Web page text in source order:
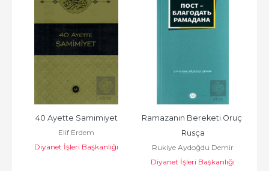
40 Ayette Samimiyet
Elif Erdem
Diyanet İşleri Başkanlığı
Ramazanın Bereketi Oruç
Rusça
Rukiye Aydoğdu Demir
Diyanet İşleri Başkanlığı